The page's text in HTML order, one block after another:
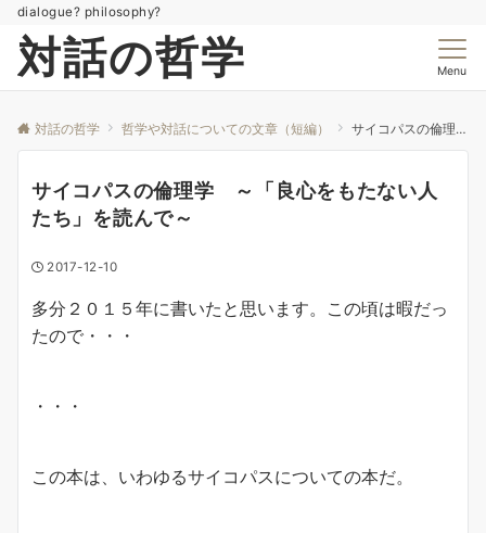
dialogue? philosophy?
対話の哲学 Menu
対話の哲学 哲学や対話についての文章（短編） サイコパスの倫理学 ～「良心をもたない人たち」を読んで～
サイコパスの倫理学 ～「良心をもたない人
たち」を読んで～
2017-12-10
多分２０１５年に書いたと思います。この頃は暇だっ
たので・・・
・・・
この本は、いわゆるサイコパスについての本だ。